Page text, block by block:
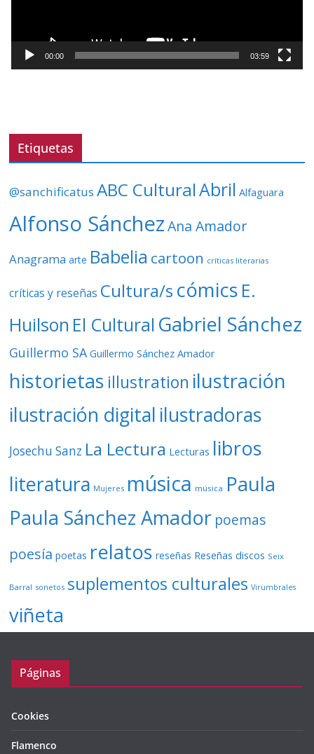
o
í
e
00:00 03:59
Etiquetas
@sanchificatus ABC CulturalAbril Alfaguara
Alfonso Sánchez Ana Amador
Anagrama arte Babelia cartoon críticas literarias
críticas y reseñas Cultura/s cómics E.
Huilson El Cultural Gabriel Sánchez
Guillermo SA Guillermo Sánchez Amador
historietas illustration ilustración
ilustración digital ilustradoras
Josechu Sanz La Lectura Lecturas libros
literatura Mujeres música música Paula
Paula Sánchez Amador poemas
poesía poetas relatos reseñas Reseñas discos Seix
Barral sonetos suplementos culturales Virumbrales
viñeta
Páginas
Cookies
Flamenco